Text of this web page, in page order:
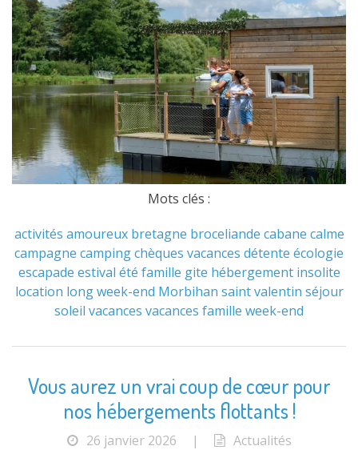
Mots clés :
activités amoureux bretagne broceliande cabane calme
campagne campingchèques vacances détente écologie
escapade estival été famille gite hébergement insolite
location long week-end Morbihan saint valentin séjour
soleil vacances vacances famille week-end
Vous aurez un vrai coup de cœur pour
nos hébergements flottants !
26 janvier 2026 | Actualités